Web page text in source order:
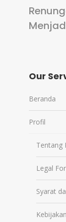
Our
Beranda
Profil
Tentang
Legal
Syarat